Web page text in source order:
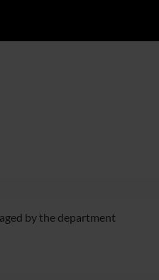
by the department